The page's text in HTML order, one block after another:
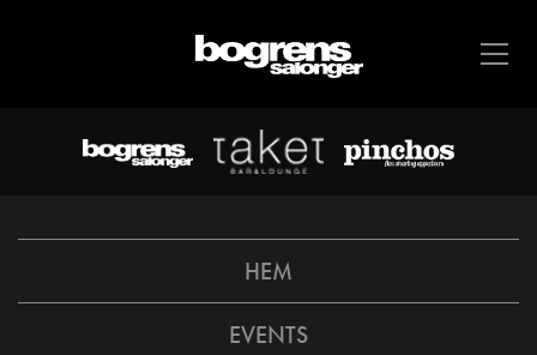
HEM
EVENTS